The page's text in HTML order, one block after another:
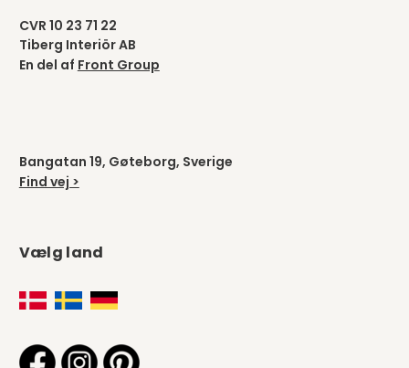
CVR 10 23 71 22
Tiberg Interiör AB
En del af Front Group
Bangatan 19, Gøteborg, Sverige
Find vej >
Vælg land